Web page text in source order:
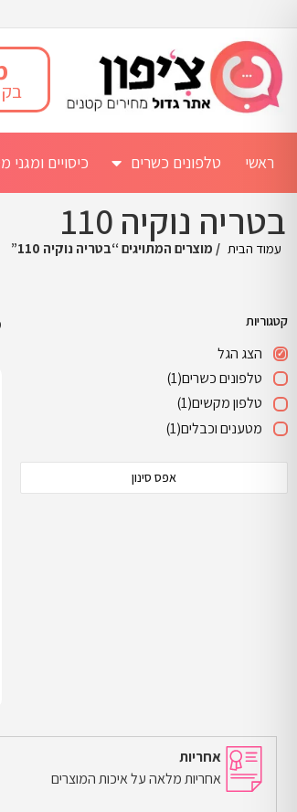
ראשי טלפונים כשרים כיסויים ומגני
בטריה נוקיה 110
עמוד הבית / מוצרים המתויגים “בטריה נוקיה 110”
קטגוריות
הצג הגל
טלפונים כשרים(1)
טלפון מקשים(1)
מטענים וכבלים(1)
אפס סינון
אחריות
אחריות מלאה על איכות המוצרים